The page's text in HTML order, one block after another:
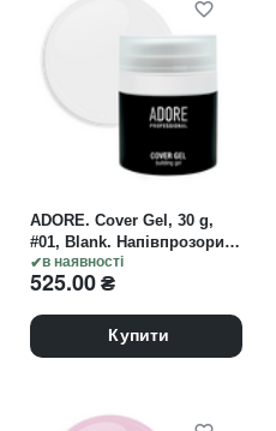
в наявності
ADORE. Cover Gel, 30 g,
#01, Blank. Напівпрозорий
гель для нарощування,
молочний
525.00₴
Купити